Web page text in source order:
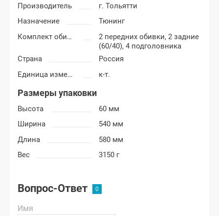
Производитель
г. Тольятти
Назначение
Тюнинг
Комплект обивки
2 передних обивки, 2 задние
(60/40), 4 подголовника
Страна
Россия
Единица измерения
к-т.
Размеры упаковки
Высота
60 мм
Ширина
540 мм
Длина
580 мм
Вес
3150 г
Вопрос-Ответ
Имя